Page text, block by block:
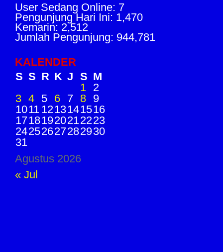
User Sedang Online: 7
Pengunjung Hari Ini: 1,470
Kemarin: 2,512
Jumlah Pengunjung: 944,781
KALENDER
Agustus 2026
S S R K J S M
1 2
3 4 5 6 7 8 9
1011 1213141516
17181920212223
24252627282930
31
« Jul